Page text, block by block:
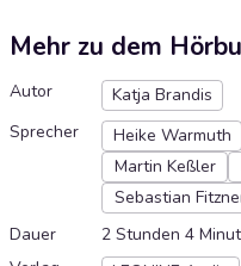
Mehr zu dem
Autor
Katja Brandis
Sprecher
Heike Warmuth
Martin Keßler
Sebastian
Dauer
2 Stunden 4